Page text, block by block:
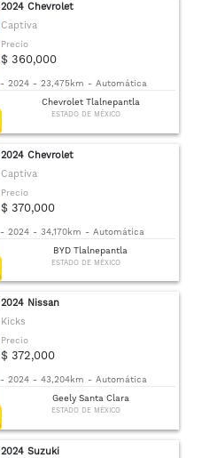
2024 Chevrolet
Captiva
Precio
$ 360,000
- 2024 - 23,475km - Automática
Chevrolet Tlalnepantla
ESTADO DE MÉXICO
2024 Chevrolet
Captiva
Precio
$ 370,000
- 2024 - 34,170km - Automática
BYD Tlalnepantla
ESTADO DE MÉXICO
2024 Nissan
Kicks
Precio
$ 372,000
- 2024 - 43,204km - Automática
Geely Santa Clara
ESTADO DE MÉXICO
2024 Suzuki